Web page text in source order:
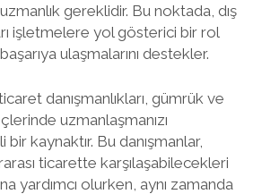
gereklidir. Bu noktada, dış
işletmelere yol gösterici bir rol
ulaşmalarını destekler.
danışmanlıkları, gümrük ve
uzmanlaşmanızı
kaynaktır. Bu danışmanlar,
ticarette karşılaşabilecekleri
yardımcı olurken, aynı zamanda